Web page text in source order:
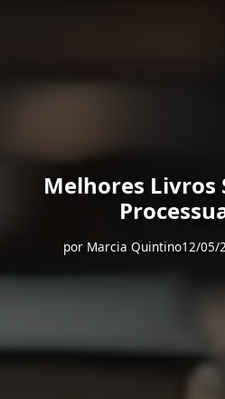
Melhores Livros
por Marcia Quintino12/05/